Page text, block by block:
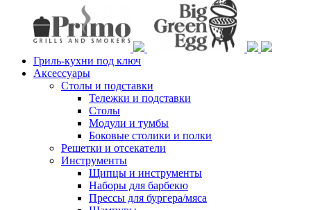
Гриль-кухни под ключ
Аксессуары
Столы и подставки
Тележки и подставки
Столы
Модули и тумбы
Боковые столики и полки
Решетки и отсекатели
Инструменты
Щипцы и инструменты
Наборы для барбекю
Прессы для бургера/мяса